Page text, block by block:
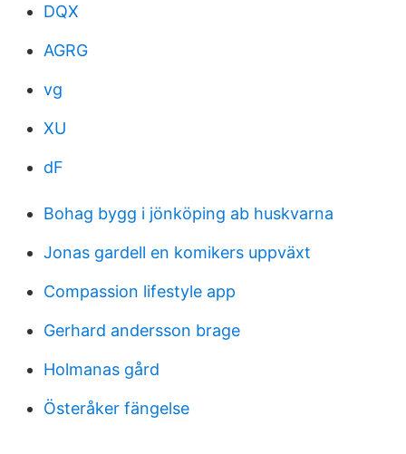
DQX
AGRG
vg
XU
dF
Bohag bygg i jönköping ab huskvarna
Jonas gardell en komikers uppväxt
Compassion lifestyle app
Gerhard andersson brage
Holmanas gård
Österåker fängelse